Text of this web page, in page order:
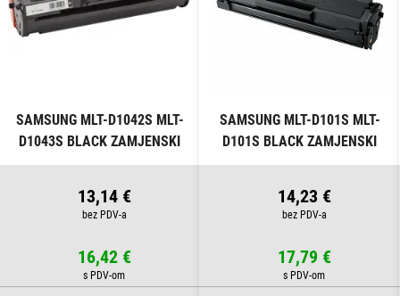
SAMSUNG MLT-D1042S MLT-
D1043S BLACK ZAMJENSKI
TONER
13,14 €
16,42 €
SAMSUNG MLT-D101S MLT-
D101S BLACK ZAMJENSKI
TONER
14,23 €
17,79 €